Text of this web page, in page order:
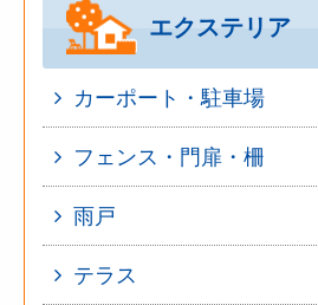
エクステリア
カーポート・駐車場
フェンス・門扉・柵
雨戸
テラス